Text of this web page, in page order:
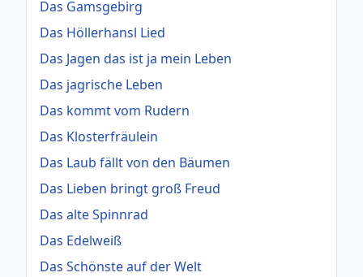
Das Gamsgebirg
Das Höllerhansl Lied
Das Jagen das ist ja mein Leben
Das jagrische Leben
Das kommt vom Rudern
Das Klosterfräulein
Das Laub fällt von den Bäumen
Das Lieben bringt groß Freud
Das alte Spinnrad
Das Edelweiß
Das Schönste auf der Welt